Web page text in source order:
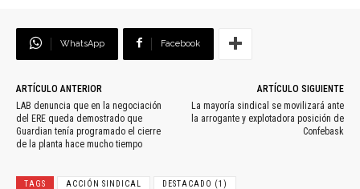
WhatsApp Facebook
ARTÍCULO ANTERIOR
LAB denuncia que en la negociación
del ERE queda demostrado que
Guardian tenía programado el cierre
de la planta hace mucho tiempo
ARTÍCULO SIGUIENTE
La mayoría sindical se movilizará ante
la arrogante y explotadora posición de
Confebask
TAGS ACCIÓN SINDICAL DESTACADO (1)